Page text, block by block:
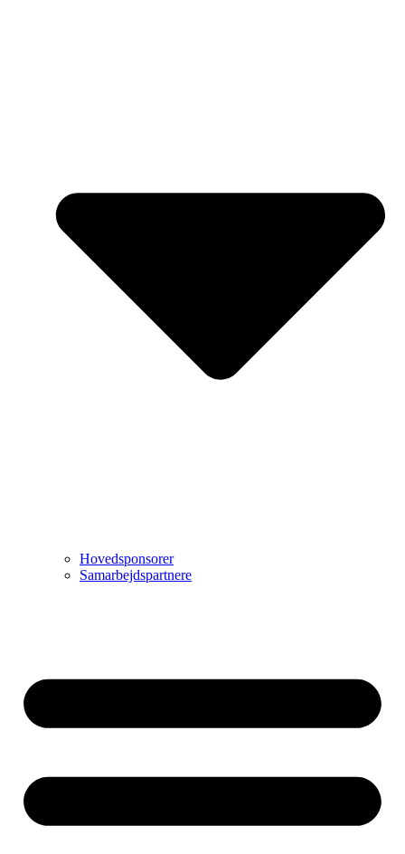
Hovedsponsorer
Samarbejdspartnere